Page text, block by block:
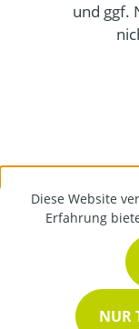
und ggf.
Diese Website
Erfahrung
NUR